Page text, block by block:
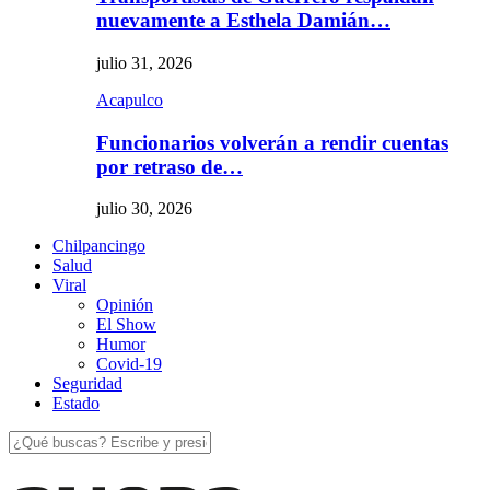
nuevamente a Esthela Damián…
julio 31, 2026
Acapulco
Funcionarios volverán a rendir cuentas
por retraso de…
julio 30, 2026
Chilpancingo
Salud
Viral
Opinión
El Show
Humor
Covid-19
Seguridad
Estado